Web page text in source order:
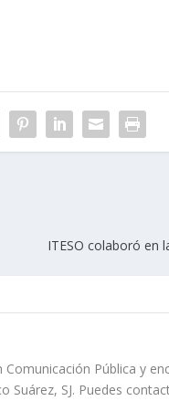
ITESO colaboró en
Pública y
Suárez, SJ. Puedes